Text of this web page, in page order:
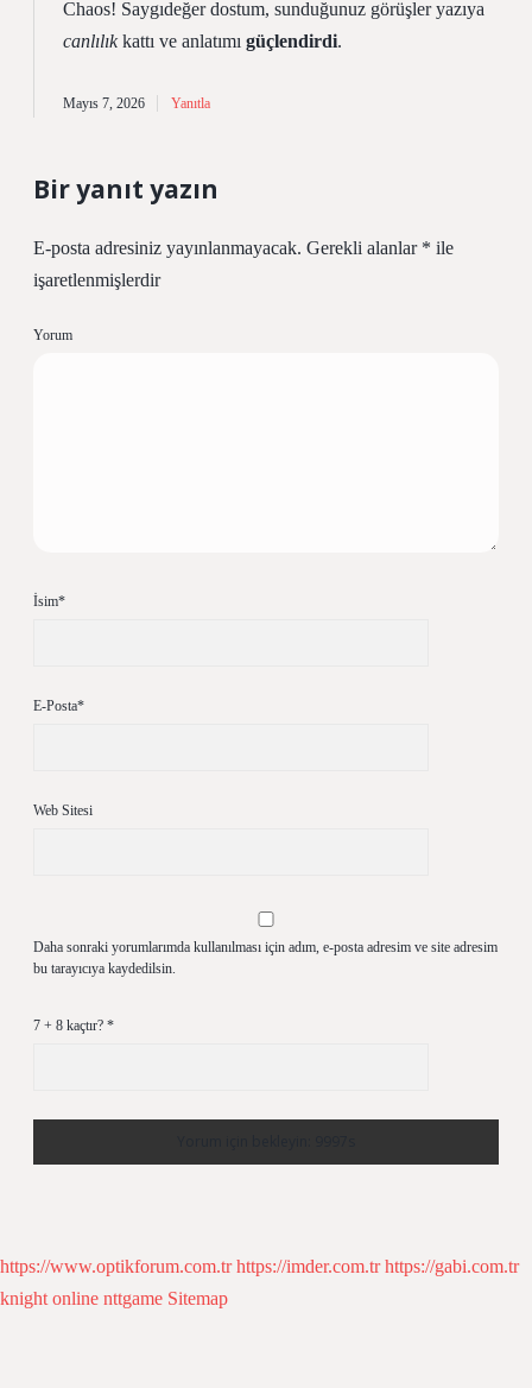
Chaos! Saygıdeğer dostum, sunduğunuz görüşler yazıya
canlılıkkattı ve anlatımı güçlendirdi.
Mayıs 7, 2026 Yanıtla
Bir yanıt yazın
E-posta adresiniz yayınlanmayacak. Gerekli alanlar * ile
işaretlenmişlerdir
Yorum
İsim*
E-Posta*
Web Sitesi
Daha sonraki yorumlarımda kullanılması için adım, e-posta adresim ve site adresim
bu tarayıcıya kaydedilsin.
7 + 8 kaçtır? *
https://www.optikforum.com.tr https://imder.com.tr https://gabi.com.tr
knight online nttgame Sitemap